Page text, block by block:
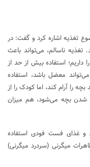
تغذیه اشاره کرد و گفت: در
تغذیه ناسالم، می‌تواند باعث
استفاده بیش از حد از
معضل باشد، استفاده
را آرام کند، اما کودک را از
شدن بچه می‌شود، هم میزان
و غذای فست فودی استفاده
میگرنی (سردرد میگرنی)